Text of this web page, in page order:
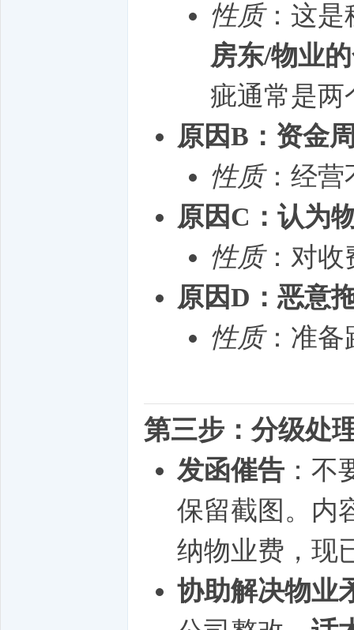
性质：这是
房东/物业
疵通常是两
原因B：资金
性质：经营
原因C：认为
性质：对收
原因D：恶意
性质：准备
第三步：分级处
发函催告 ：
保留截图。内
纳物业费，现
协助解决物业